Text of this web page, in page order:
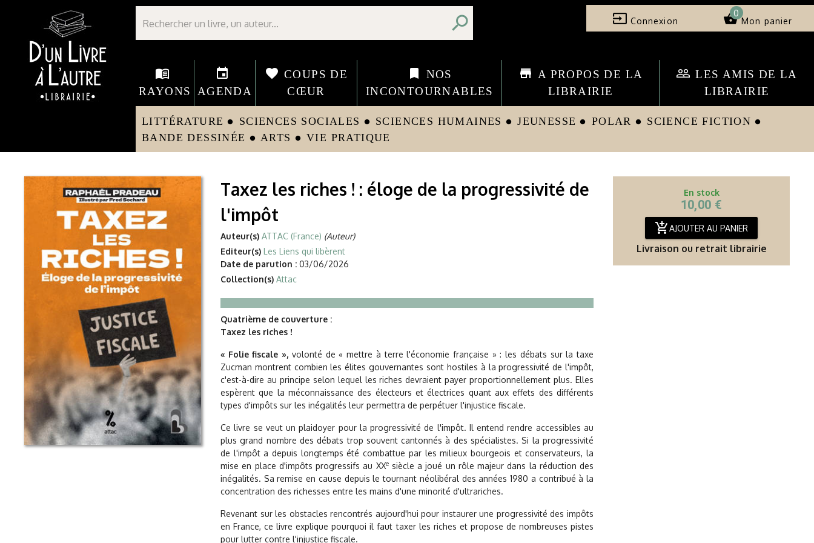
Librairie D'un livre à l'autre - Avranches
search input Connexion shopping_basket
0
Mon panier
menu_book
RAYONS
event
AGENDA
favorite COUPS DE
CŒUR
bookmark
NOS
INCONTOURNABLES
store A PROPOS DE LA
LIBRAIRIE
people_outline LES AMIS DE LA
LIBRAIRIE
LITTÉRATURE circle SCIENCES SOCIALES circle SCIENCES HUMAINES circle JEUNESSE circle POLAR circle SCIENCE FICTION circle
BANDE DESSINÉE circle ARTS circle VIE PRATIQUE
Taxez les riches ! : éloge de la progressivité de
l'impôt
Auteur(s) ATTAC (France) (Auteur)
Editeur(s) Les Liens qui libèrent
Date de parution : 03/06/2026
Collection(s) Attac
Quatrième de couverture :
Taxez les riches !
« Folie fiscale », volonté de « mettre à terre l'économie française » : les débats sur la taxe
Zucman montrent combien les élites gouvernantes sont hostiles à la progressivité de l'impôt,
c'est-à-dire au principe selon lequel les riches devraient payer proportionnellement plus. Elles
espèrent que la méconnaissance des électeurs et électrices quant aux effets des différents
types d'impôts sur les inégalités leur permettra de perpétuer l'injustice fiscale.
Ce livre se veut un plaidoyer pour la progressivité de l'impôt. Il entend rendre accessibles au
plus grand nombre des débats trop souvent cantonnés à des spécialistes. Si la progressivité
de l'impôt a depuis longtemps été combattue par les milieux bourgeois et conservateurs, la
mise en place d'impôts progressifs au XXesiècle a joué un rôle majeur dans la réduction des
inégalités. Sa remise en cause depuis le tournant néolibéral des années 1980 a contribué à la
concentration des richesses entre les mains d'une minorité d'ultrariches.
Revenant sur les obstacles rencontrés aujourd'hui pour instaurer une progressivité des impôts
en France, ce livre explique pourquoi il faut taxer les riches et propose de nombreuses pistes
pour lutter contre l'injustice fiscale.
En stock
10,00 €
add_shopping_cartAJOUTER AU PANIER
Livraison ou retrait librairie